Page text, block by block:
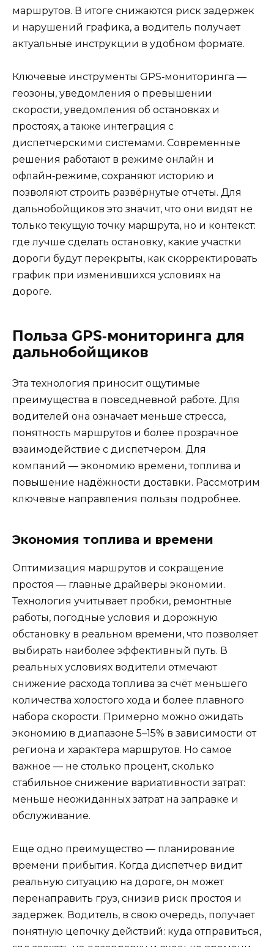
маршрутов. В итоге снижаются риск задержек
и нарушений графика, а водитель получает
актуальные инструкции в удобном формате.
Ключевые инструменты GPS‑мониторинга —
геозоны, уведомления о превышении
скорости, уведомления об остановках и
простоях, а также интеграция с
диспетчерскими системами. Современные
решения работают в режиме онлайн и
офлайн‑режиме, сохраняют историю и
позволяют строить развёрнутые отчеты. Для
дальнобойщиков это значит, что они видят не
только текущую точку маршрута, но и контекст:
где лучше сделать остановку, какие участки
дороги будут перекрыты, как скорректировать
график при изменившихся условиях на
дороге.
Польза GPS‑мониторинга для
дальнобойщиков
Эта технология приносит ощутимые
преимущества в повседневной работе. Для
водителей она означает меньше стресса,
понятность маршрутов и более прозрачное
взаимодействие с диспетчером. Для
компаний — экономию времени, топлива и
повышение надёжности доставки. Рассмотрим
ключевые направления пользы подробнее.
Экономия топлива и времени
Оптимизация маршрутов и сокращение
простоя — главные драйверы экономии.
Технология учитывает пробки, ремонтные
работы, погодные условия и дорожную
обстановку в реальном времени, что позволяет
выбирать наиболее эффективный путь. В
реальных условиях водители отмечают
снижение расхода топлива за счёт меньшего
количества холостого хода и более плавного
набора скорости. Примерно можно ожидать
экономию в диапазоне 5–15% в зависимости от
региона и характера маршрутов. Но самое
важное — не столько процент, сколько
стабильное снижение вариативности затрат:
меньше неожиданных затрат на заправке и
обслуживание.
Еще одно преимущество — планирование
времени прибытия. Когда диспетчер видит
реальную ситуацию на дороге, он может
перенаправить груз, снизив риск простоя и
задержек. Водитель, в свою очередь, получает
понятную цепочку действий: куда отправиться,